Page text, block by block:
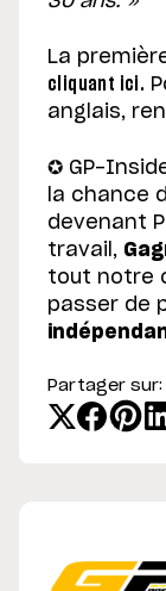
La
cliquant ici.
anglais,
✪ GP-
la chance
devenant
travail,
tout notre
passer de
Partager sur: